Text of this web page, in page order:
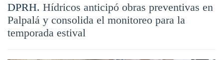
DPRH. Hídricos anticipó obras preventivas en
Palpalá y consolida el monitoreo para la
temporada estival